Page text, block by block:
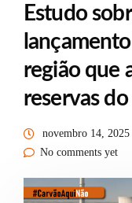
Estudo
região que
reservas do
novembro 14, 2025
No comments yet